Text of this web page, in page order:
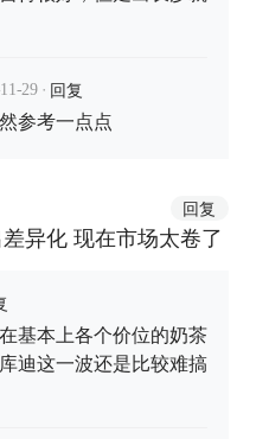
29 · 回复
参考一点点
回复
异化 现在市场太卷了
基本上各个价位的奶茶
迪这一波还是比较难搞